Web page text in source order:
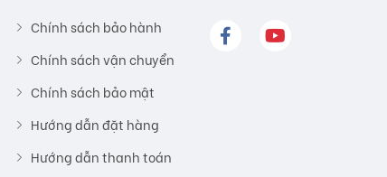
Chính sách bảo hành
Chính sách vận chuyển
Chính sách bảo mật
Hướng dẫn đặt hàng
Hướng dẫn thanh toán